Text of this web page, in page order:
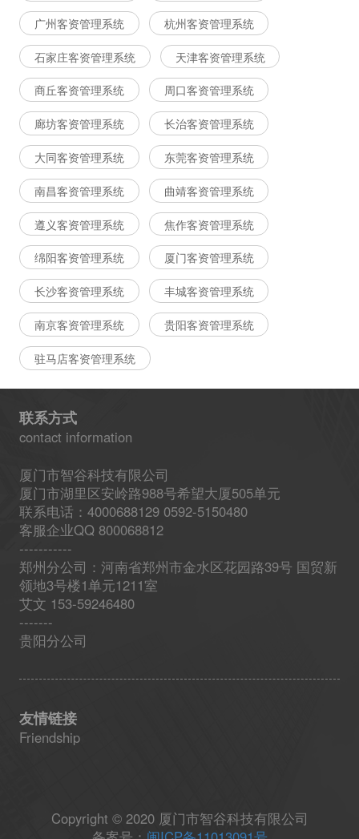
广州客资管理系统 杭州客资管理系统
石家庄客资管理系统 天津客资管理系统
商丘客资管理系统 周口客资管理系统
廊坊客资管理系统 长治客资管理系统
大同客资管理系统 东莞客资管理系统
南昌客资管理系统 曲靖客资管理系统
遵义客资管理系统 焦作客资管理系统
绵阳客资管理系统 厦门客资管理系统
长沙客资管理系统 丰城客资管理系统
南京客资管理系统 贵阳客资管理系统
驻马店客资管理系统
联系方式
contact information
厦门市智谷科技有限公司
厦门市湖里区安岭路988号希望大厦505单元
联系电话：4000688129 0592-5150480
客服企业QQ 800068812
-----------
郑州分公司：河南省郑州市金水区花园路39号 国贸新
领地3号楼1单元1211室
艾文 153-59246480
-------
贵阳分公司
友情链接
Friendship
Copyright © 2020 厦门市智谷科技有限公司